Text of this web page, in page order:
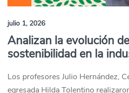
julio 1, 2026
Analizan la evolución
sostenibilidad en la
Los profesores Julio Hernández,
egresada Hilda Tolentino